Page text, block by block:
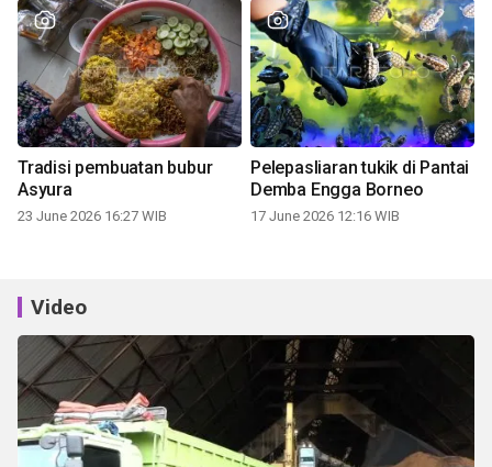
Tradisi pembuatan bubur
Asyura
23 June 2026 16:27 WIB
Pelepasliaran tukik di Pantai
Demba Engga Borneo
17 June 2026 12:16 WIB
Video